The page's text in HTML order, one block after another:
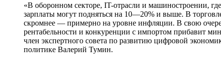
«В оборонном секторе, IT-отрасли и машиностроении, где сейчас острый дефицит кадров, номинальные
зарплаты могут подняться на 10—20% и выше. В
скромнее — примерно на уровне инфляции. В свою
рентабельности и конкуренции с импортом прибавит
член экспертного совета по развитию цифровой
политике Валерий Тумин.